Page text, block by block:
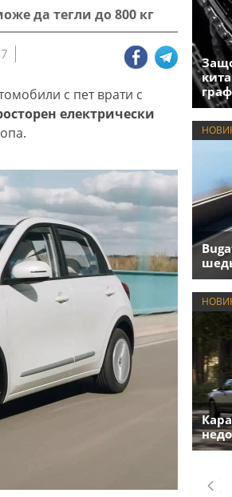
да тегли до 800 кг
с пет врати с
електрически